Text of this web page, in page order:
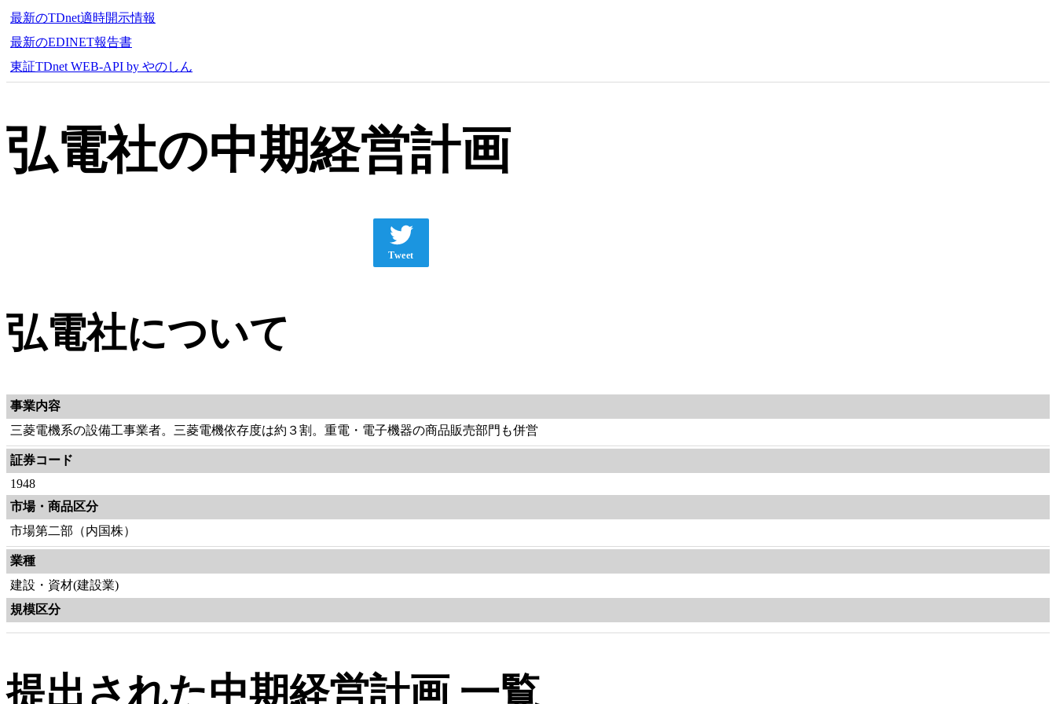
最新のTDnet適時開示情報
最新のEDINET報告書
東証TDnet WEB-API by やのしん
弘電社の中期経営計画
Tweet
弘電社について
事業内容
三菱電機系の設備工事業者。三菱電機依存度は約３割。重電・電子機器の商品販売部門も併営
証券コード
1948
市場・商品区分
市場第二部（内国株）
業種
建設・資材(建設業)
規模区分
提出された中期経営計画 一覧